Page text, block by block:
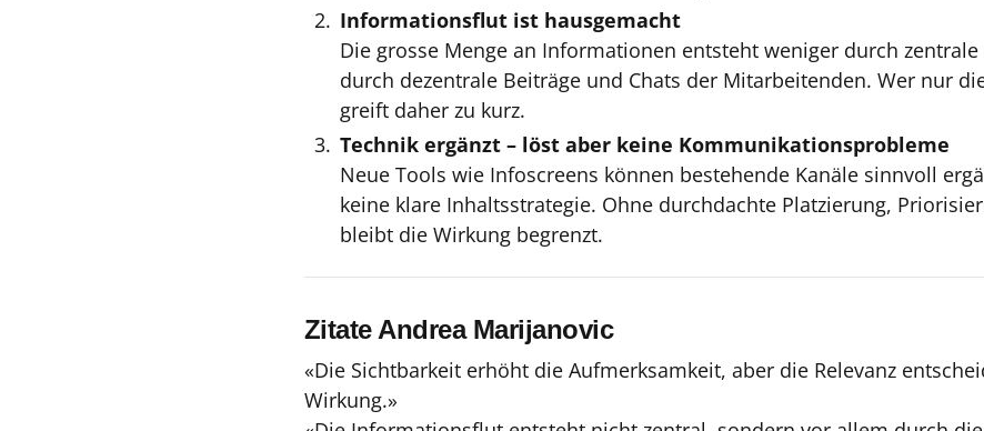
Informationsflut ist hausgemacht
Die grosse Menge an Informationen entsteht weniger durch
durch dezentrale Beiträge und Chats der Mitarbeitenden. Wer nur
greift daher zu kurz.
Technik ergänzt – löst aber keine Kommunikationsprobleme
Neue Tools wie Infoscreens können bestehende Kanäle sinnvoll
keine klare Inhaltsstrategie. Ohne durchdachte Platzierung,
bleibt die Wirkung begrenzt.
Zitate Andrea Marijanovic
«Die Sichtbarkeit erhöht die Aufmerksamkeit, aber die Relevanz
Wirkung.»